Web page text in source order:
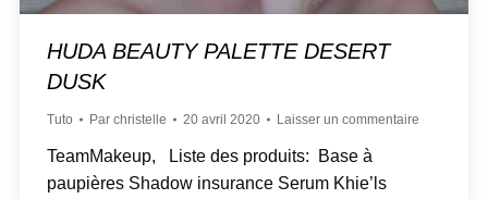
HUDA BEAUTY PALETTE DESERT
DUSK
Tuto Par christelle 20 avril 2020 Laisser un commentaire
TeamMakeup, Liste des produits: Base à
paupières Shadow insurance Serum Khie’ls